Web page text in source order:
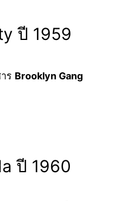
ปี 1959
ร Brooklyn Gang
ปี 1960